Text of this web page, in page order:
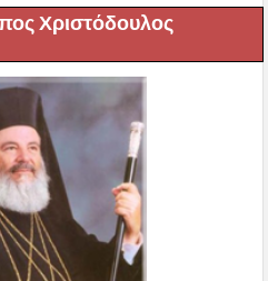
Χριστόδουλος